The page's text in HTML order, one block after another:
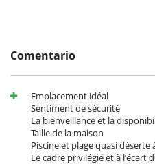
¡paraíso!".
- Tiendas locales: Roches Noires: 5
- Supermercado: Rivière du
- AZURI para diversas actividades: 5
- Restaurante: "La casa de
- Campos de golf de Belle Mare y
Comentario
Emplacement idéal
Sentiment de sécurité
La bienveillance et la
Taille de la maison
Piscine et plage quasi déserte
Le cadre privilégié et à l’écart